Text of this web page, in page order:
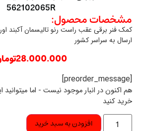
562102065R
محصول:
فنر برقی عقب راست رنو تالیسمان آکبند اورجینال
به سراسر کشور
28.000.000تومان
در انبار موجود نیست - اما میتوانید
کنید
افزودن به سبد خرید